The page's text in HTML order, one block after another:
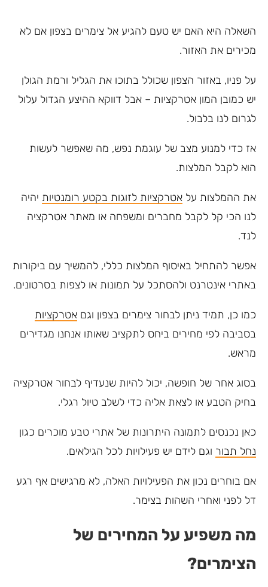
השאלה היא האם יש טעם להגיע אל צימרים בצפון אם לא
מכירים את האזור.
על פניו, באזור הצפון שכולל בתוכו את הגליל ורמת הגולן
יש כמובן המון אטרקציות – אבל דווקא ההיצע הגדול עלול
לגרום לנו בלבול.
אז כדי למנוע מצב של עוגמת נפש, מה שאפשר לעשות
הוא לקבל המלצות.
את ההמלצות עלאטרקציות לזוגות בקטע רומנטיותיהיה
לנו הכי קל לקבל מחברים ומשפחה או מאתר אטרקציה
לנד.
אפשר להתחיל באיסוף המלצות כללי, להמשיך עם ביקורות
באתרי אינטרנט ולהסתכל על תמונות או לצפות בסרטונים.
כמו כן, תמיד ניתן לבחור צימרים בצפון וגםאטרקציות
בסביבה לפי מחירים ביחס לתקציב שאותו אנחנו מגדירים
מראש.
בסוג אחר של חופשה, יכול להיות שנעדיף לבחור אטרקציה
בחיק הטבע או לצאת אליה כדי לשלב טיול רגלי.
כאן נכנסים לתמונה היתרונות של אתרי טבע מוכרים כגון
נחל תבורוגם לידם יש פעילויות לכל הגילאים.
אם בוחרים נכון את הפעילויות האלה, לא מרגישים אף רגע
דל לפני ואחרי השהות בצימר.
מה משפיע על המחירים של
הצימרים?